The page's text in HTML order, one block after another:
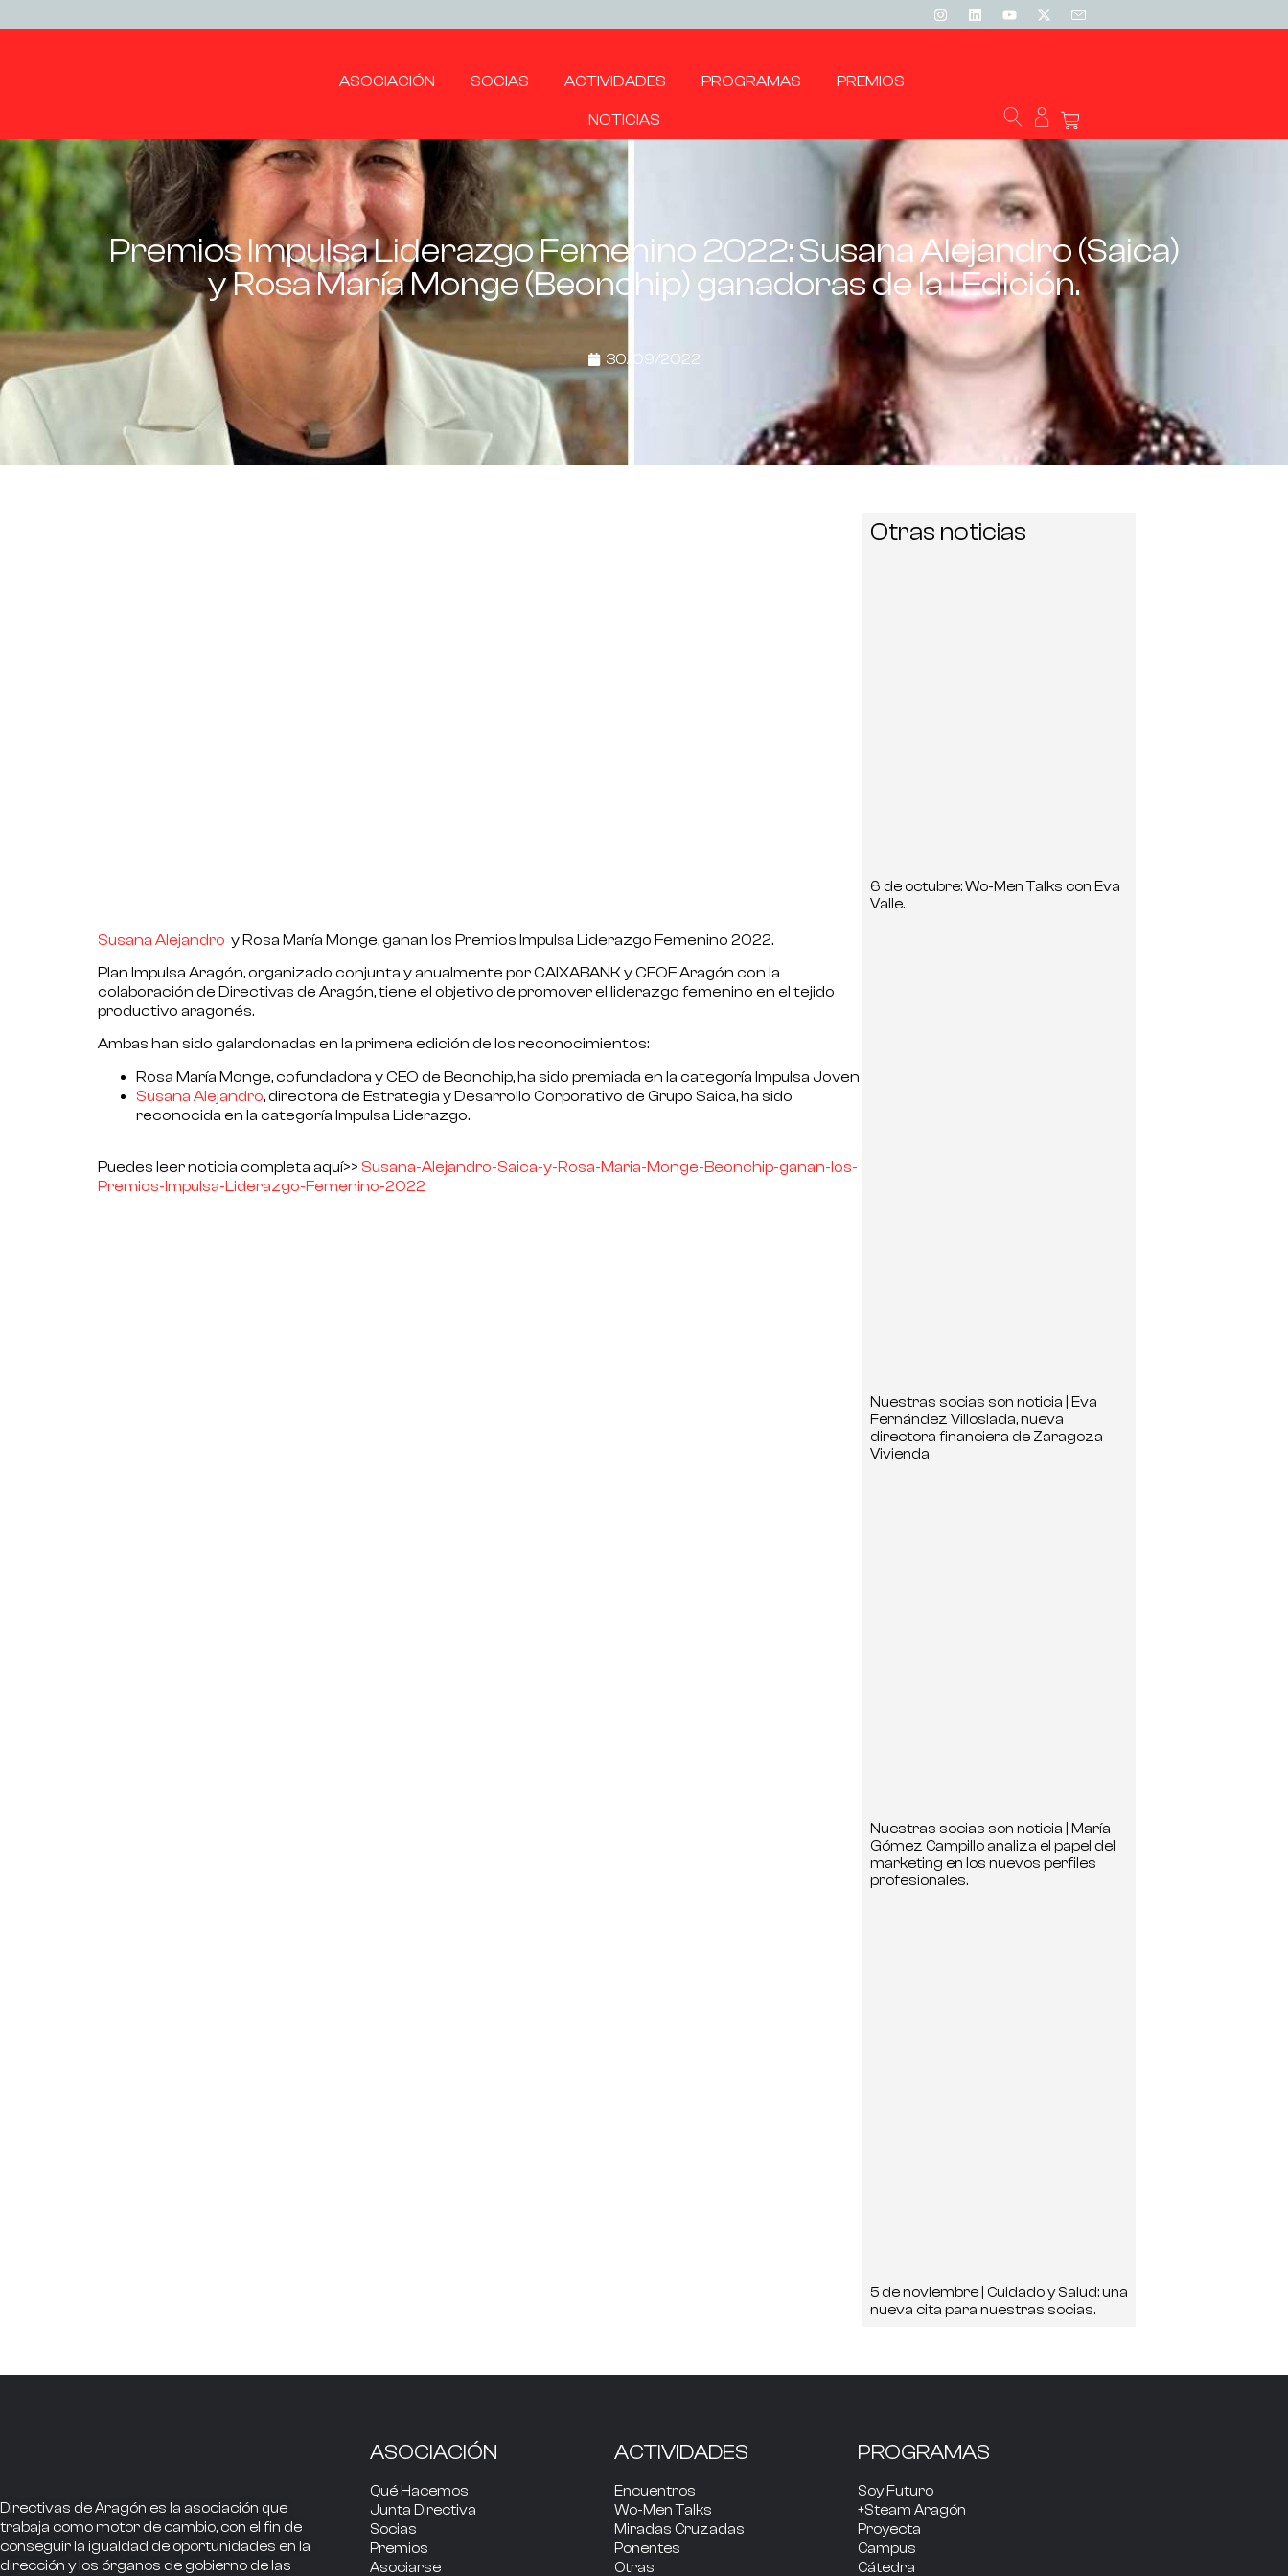
ASOCIACIÓN SOCIAS ACTIVIDADES PROGRAMAS PREMIOS
NOTICIAS
Premios Impulsa Liderazgo Femenino 2022: Susana Alejandro (Saica)
y Rosa María Monge (Beonchip) ganadoras de la I Edición.
30/09/2022
Susana Alejandro y Rosa María Monge, ganan los Premios Impulsa Liderazgo Femenino 2022.
Plan Impulsa Aragón, organizado conjunta y anualmente por CAIXABANK y CEOE Aragón con la
colaboración de Directivas de Aragón, tiene el objetivo de promover el liderazgo femenino en el tejido
productivo aragonés.
Ambas han sido galardonadas en la primera edición de los reconocimientos:
Rosa María Monge, cofundadora y CEO de Beonchip, ha sido premiada en la categoría Impulsa Joven
Susana Alejandro, directora de Estrategia y Desarrollo Corporativo de Grupo Saica, ha sido
reconocida en la categoría Impulsa Liderazgo.
Puedes leer noticia completa aquí>> Susana-Alejandro-Saica-y-Rosa-Maria-Monge-Beonchip-ganan-los-
Premios-Impulsa-Liderazgo-Femenino-2022
Otras noticias
6 de octubre: Wo-Men Talks con Eva
Valle.
Nuestras socias son noticia | Eva
Fernández Villoslada, nueva
directora financiera de Zaragoza
Vivienda
Nuestras socias son noticia | María
Gómez Campillo analiza el papel del
marketing en los nuevos perfiles
profesionales.
5 de noviembre | Cuidado y Salud: una
nueva cita para nuestras socias.
Directivas de Aragón es la asociación que
trabaja comomotor de cambio, con el fin de
conseguir la igualdad de oportunidades en la
dirección y los órganos de gobierno de las
ASOCIACIÓN
Qué Hacemos
Junta Directiva
Socias
Premios
Asociarse
ACTIVIDADES
Encuentros
Wo-Men Talks
Miradas Cruzadas
Ponentes
Otras
PROGRAMAS
Soy Futuro
+Steam Aragón
Proyecta
Campus
Cátedra